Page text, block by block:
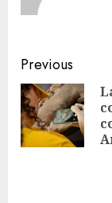
Previous